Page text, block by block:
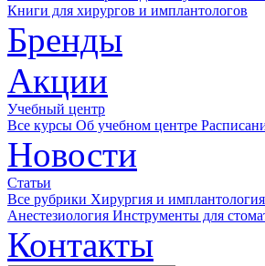
Книги для хирургов и имплантологов
Бренды
Акции
Учебный центр
Все курсы Об учебном центре
Новости
Статьи
Все рубрики Хирургия и имплантология
Анестезиология Инструменты для
Контакты